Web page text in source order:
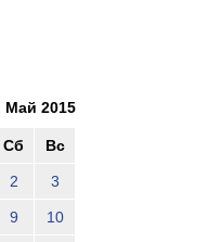
Май 2015
Сб Вс
2 3
9 10